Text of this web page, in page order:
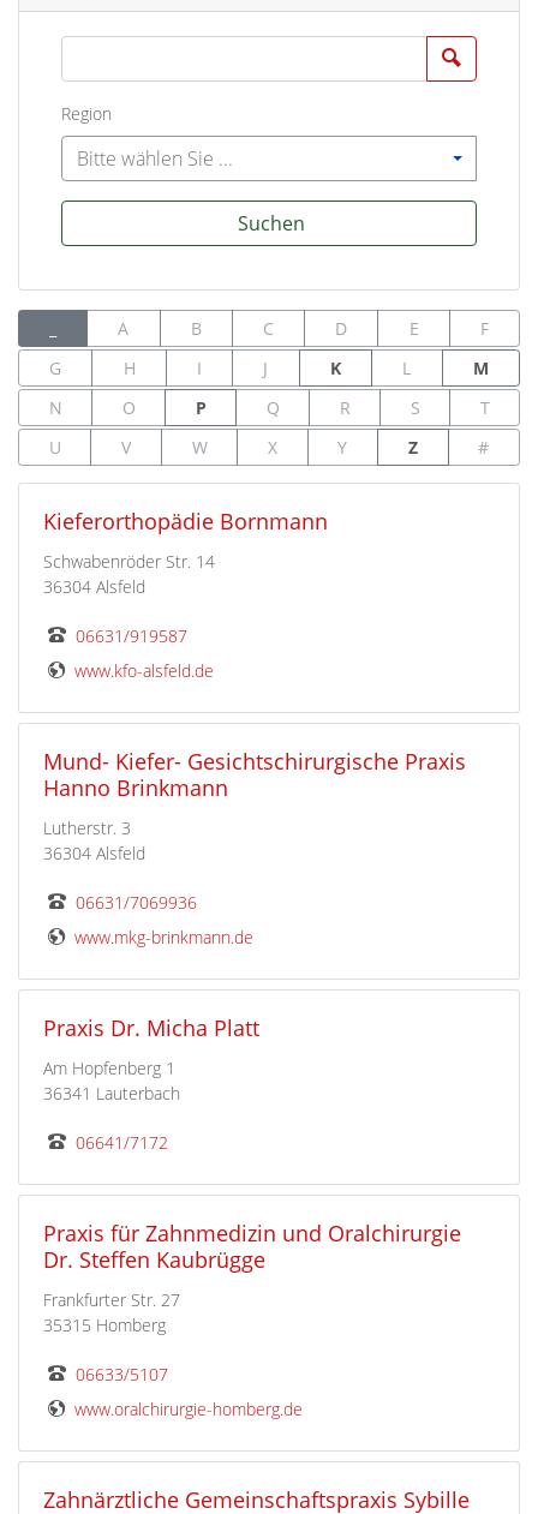
Region
Bitte wählen Sie ...
Suchen
A B C D E
F
G
H I J K L
M
N
O P Q R S
T
U
V W X Y Z #
Kieferorthopädie Bornmann
Schwabenröder Str. 14
36304 Alsfeld
06631/919587
www.kfo-alsfeld.de
Mund- Kiefer- Gesichtschirurgische Praxis
Hanno Brinkmann
Lutherstr. 3
36304 Alsfeld
06631/7069936
www.mkg-brinkmann.de
Praxis Dr. Micha Platt
Am Hopfenberg 1
36341 Lauterbach
06641/7172
Praxis für Zahnmedizin und Oralchirurgie
Dr. Steffen Kaubrügge
Frankfurter Str. 27
35315 Homberg
06633/5107
www.oralchirurgie-homberg.de
Zahnärztliche Gemeinschaftspraxis Sybille